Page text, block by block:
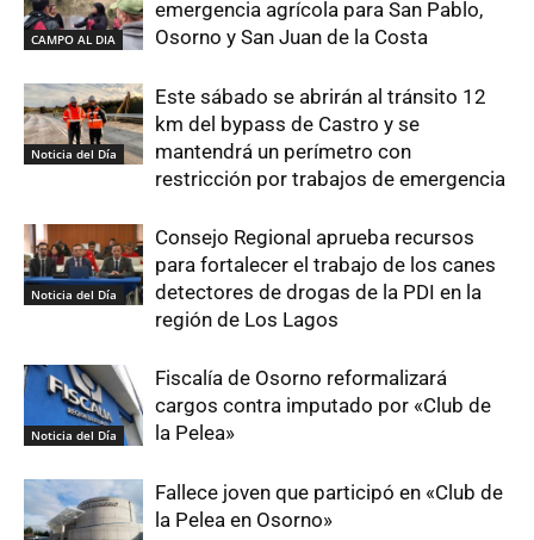
CAMPO AL DIA
emergencia agrícola para San Pablo,
Osorno y San Juan de la Costa
Noticia del Día
Este sábado se abrirán al tránsito 12
km del bypass de Castro y se
mantendrá un perímetro con
restricción por trabajos de emergencia
Noticia del Día
Consejo Regional aprueba recursos
para fortalecer el trabajo de los canes
detectores de drogas de la PDI en la
región de Los Lagos
Noticia del Día
Fiscalía de Osorno reformalizará
cargos contra imputado por «Club de
la Pelea»
Fallece joven que participó en «Club de
la Pelea en Osorno»